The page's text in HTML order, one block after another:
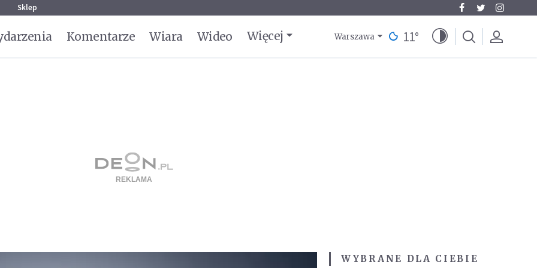
Sklep
Komentarze Wiara Wideo Więcej Warszawa 11°
WYBRANE DLA CIEBIE